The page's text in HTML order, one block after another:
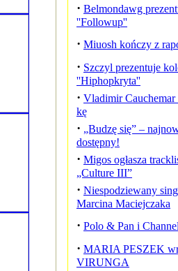
· Belmondawg
''Followup''
· Miuosh kończy z
· Szczyl prezentuje
''Hiphopkryta''
· Vladimir Cauchemar
kę
· „Budzę się” –
dostępny!
· Migos ogłasza
„Culture III”
· Niespodziewany
Marcina Maciejczaka
· Polo & Pan i
· MARIA PESZEK
VIRUNGA